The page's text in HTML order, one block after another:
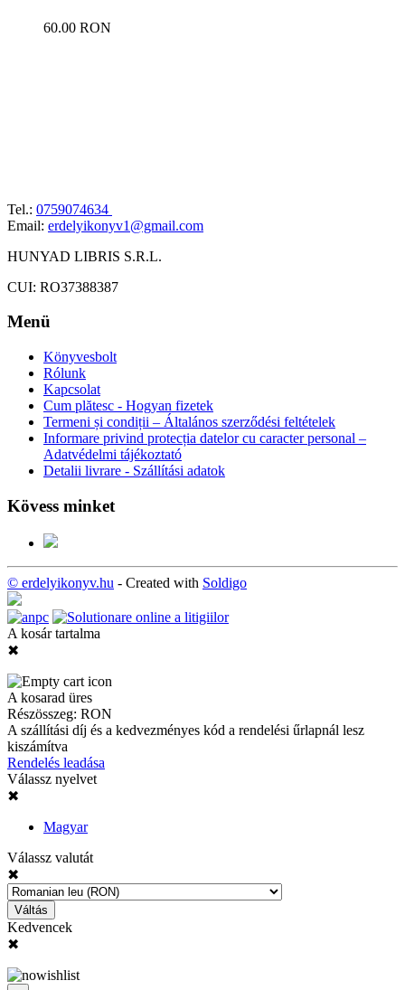
60.00 RON
Tel.: 0759074634
Email: erdelyikonyv1@gmail.com
HUNYAD LIBRIS S.R.L.
CUI: RO37388387
Menü
Könyvesbolt
Rólunk
Kapcsolat
Cum plătesc - Hogyan fizetek
Termeni și condiții – Általános szerződési feltételek
Informare privind protecția datelor cu caracter personal –
Adatvédelmi tájékoztató
Detalii livrare - Szállítási adatok
Kövess minket
© erdelyikonyv.hu - Created with Soldigo
A kosár tartalma
✖
A kosarad üres
Részösszeg: RON
A szállítási díj és a kedvezményes kód a rendelési űrlapnál lesz
kiszámítva
Rendelés leadása
Válassz nyelvet
✖
Magyar
Válassz valutát
✖
Váltás
Kedvencek
✖